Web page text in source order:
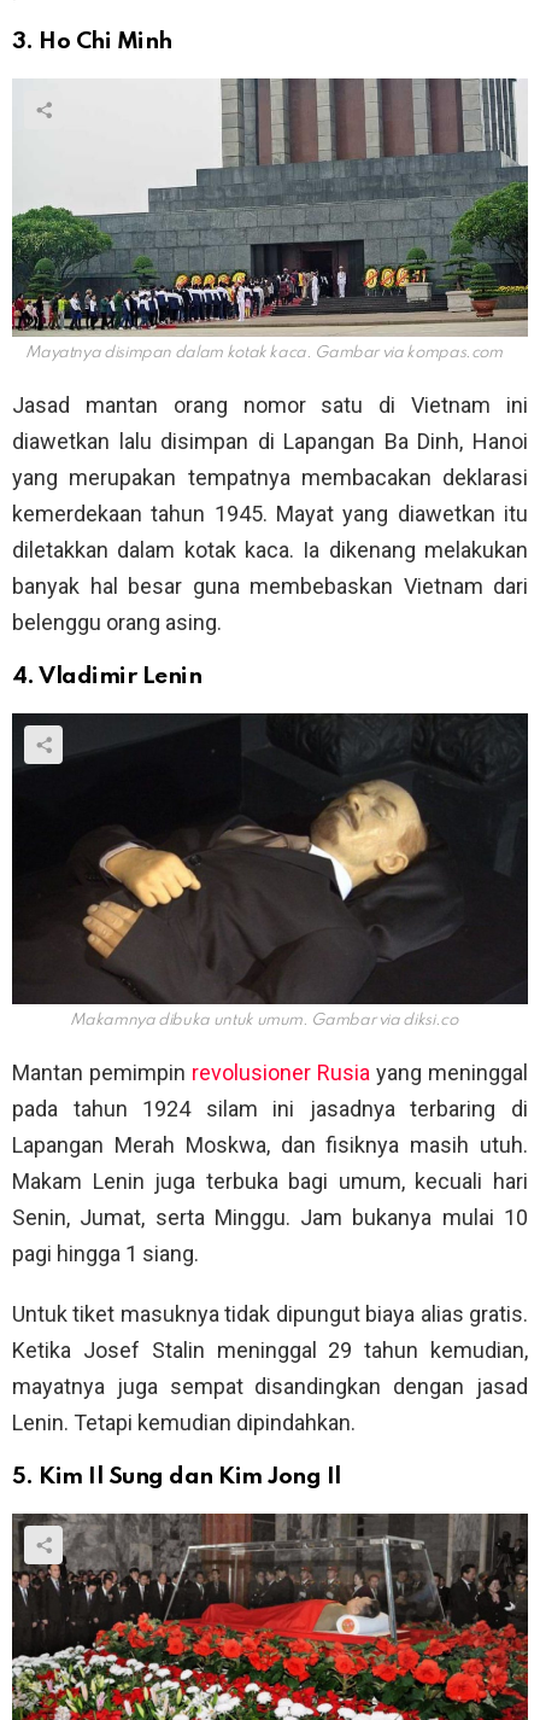
3. Ho Chi Minh
Mayatnya disimpan dalam kotak kaca. Gambar via kompas.com
Jasad mantan orang nomor satu di Vietnam ini
diawetkan lalu disimpan di Lapangan Ba Dinh, Hanoi
yang merupakan tempatnya membacakan deklarasi
kemerdekaan tahun 1945. Mayat yang diawetkan itu
diletakkan dalam kotak kaca. Ia dikenang melakukan
banyak hal besar guna membebaskan Vietnam dari
belenggu orang asing.
4. Vladimir Lenin
Makamnya dibuka untuk umum. Gambar viadiksi.co
Mantan pemimpin revolusioner Rusia yang meninggal
pada tahun 1924 silam ini jasadnya terbaring di
Lapangan Merah Moskwa, dan fisiknya masih utuh.
Makam Lenin juga terbuka bagi umum, kecuali hari
Senin, Jumat, serta Minggu. Jam bukanya mulai 10
pagi hingga 1 siang.
Untuk tiket masuknya tidak dipungut biaya alias gratis.
Ketika Josef Stalin meninggal 29 tahun kemudian,
mayatnya juga sempat disandingkan dengan jasad
Lenin. Tetapi kemudian dipindahkan.
5. Kim Il Sung dan Kim Jong Il